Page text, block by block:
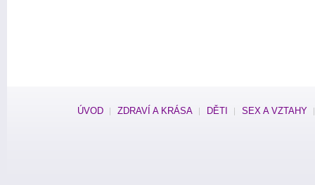
ÚVOD ZDRAVÍ A KRÁSA DĚTI SEX A VZTAHY